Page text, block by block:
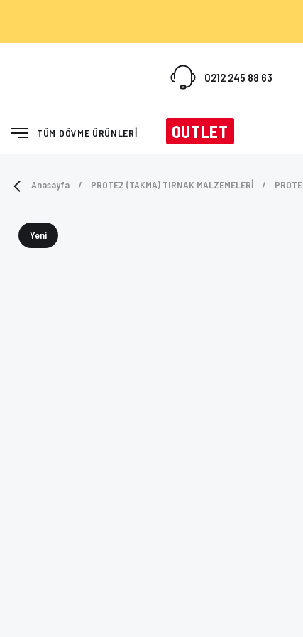
0212 245 88 63
TÜM DÖVME ÜRÜNLERİ OUTLET
Anasayfa PROTEZ (TAKMA) TIRNAK MALZEMELERİ
Yeni